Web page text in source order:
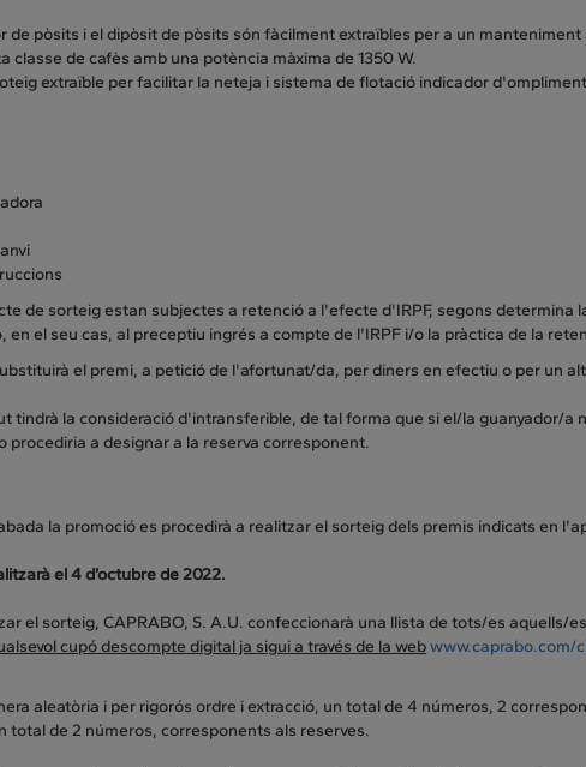
de pòsits i el dipòsit de pòsits són fàcilment extraïbles per a un manteniment
classe de cafès amb una potència màxima de 1350 W.
extraïble per facilitar la neteja i sistema de flotació indicador
de sorteig estan subjectes a retenció a l'efecte d'IRPF, segons determina
en el seu cas, al preceptiu ingrés a compte de l'IRPF i/o la pràctica de la
el premi, a petició de l'afortunat/da, per diners en efectiu o per un
tindrà la consideració d'intransferible, de tal forma que si el/la guanyador/a
procediria a designar a la reserva corresponent.
la promoció es procedirà a realitzar el sorteig dels premis indicats en
el 4 d’octubre de 2022.
el sorteig, CAPRABO, S. A.U. confeccionarà una llista de tots/es aquells/
cupó descompte digital ja sigui a través de la webwww.caprabo.com/
aleatòria i per rigorós ordre i extracció, un total de 4 números, 2
total de 2 números, corresponents als reserves.